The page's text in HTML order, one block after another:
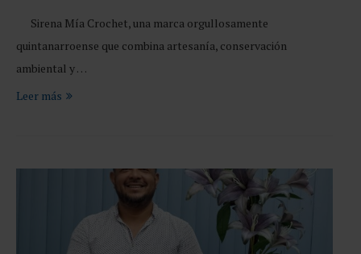
Sirena Mía Crochet, una marca orgullosamente
quintanarroense que combina artesanía, conservación
ambiental y …
Leer más